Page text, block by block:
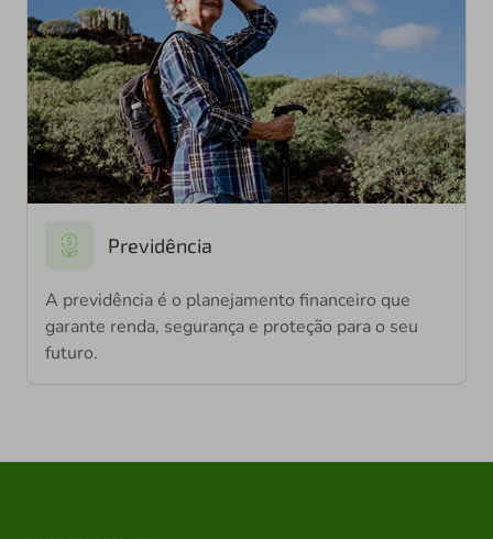
Previdência
A previdência é o planejamento financeiro que
garante renda, segurança e proteção para o seu
futuro.